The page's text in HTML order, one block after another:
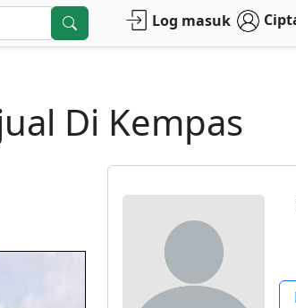
Log masuk
Di Kempas